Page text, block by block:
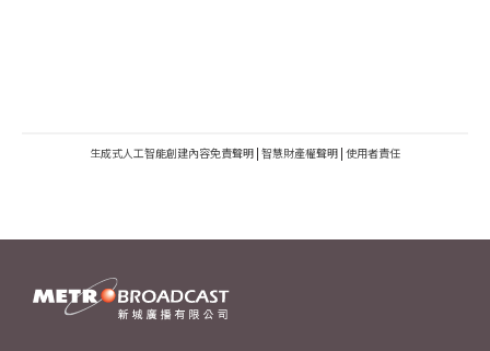
生成式人工智能創建內容免責聲明 | 智慧財產權聲明 | 使用者責任